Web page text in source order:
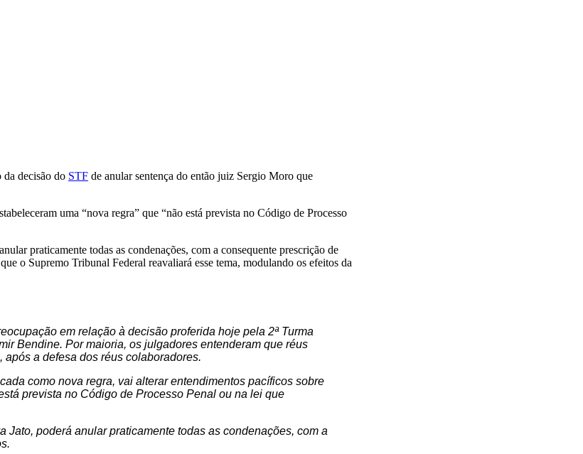
da decisão do STF de anular sentença do então juiz Sergio Moro que
uma “nova regra” que “não está prevista no Código de Processo
praticamente todas as condenações, com a consequente prescrição de
o Supremo Tribunal Federal reavaliará esse tema, modulando os efeitos da
em relação à decisão proferida hoje pela 2ª Turma
Bendine. Por maioria, os julgadores entenderam que réus
a defesa dos réus colaboradores.
como nova regra, vai alterar entendimentos pacíficos sobre
prevista no Código de Processo Penal ou na lei que
poderá anular praticamente todas as condenações, com a